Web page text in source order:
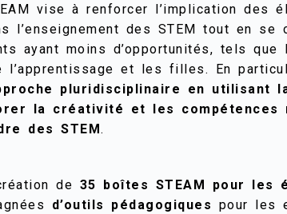
vise à renforcer l’implication des
l’enseignement des STEM tout en se
ayant moins d’opportunités, tels que
l’apprentissage et les filles. En
pluridisciplinaire en utilisant
la créativité et les compétences
des STEM.
de 35 boîtes STEAM pour les
d’outils pédagogiques pour les